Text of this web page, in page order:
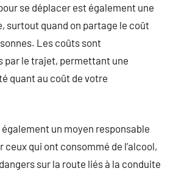
se déplacer est également une
surtout quand on partage le coût
Les coûts sont
par le trajet, permettant une
quant au coût de votre
un moyen responsable
ceux qui ont consommé de l’alcool,
sur la route liés à la conduite